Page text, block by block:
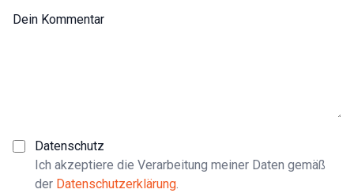
Dein Kommentar
Datenschutz
Ich akzeptiere die Verarbeitung meiner Daten gemäß
der Datenschutzerklärung.